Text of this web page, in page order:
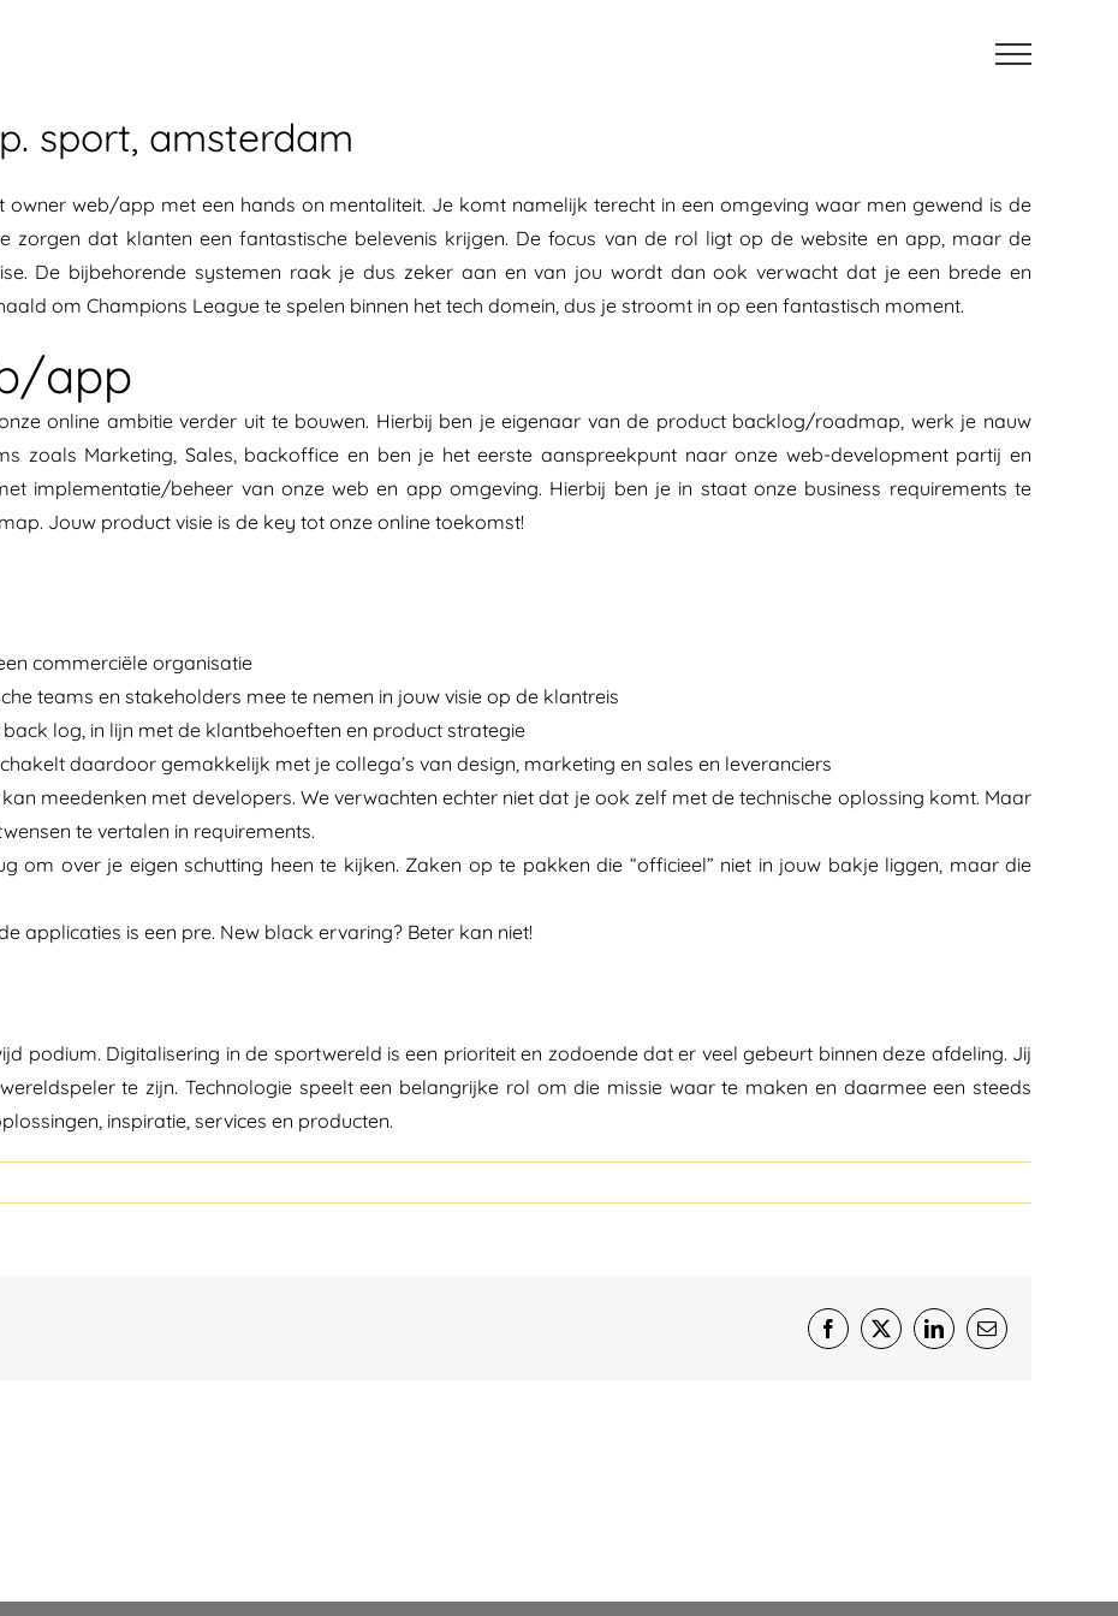
sport, amsterdam
owner web/app met een hands on mentaliteit. Je komt namelijk terecht in een omgeving waar men gewend is de
zorgen dat klanten een fantastische belevenis krijgen. De focus van de rol ligt op de website en app, maar de
De bijbehorende systemen raak je dus zeker aan en van jou wordt dan ook verwacht dat je een brede en
om Champions League te spelen binnen het tech domein, dus je stroomt in op een fantastisch moment.
app
online ambitie verder uit te bouwen. Hierbij ben je eigenaar van de product backlog/roadmap, werk je nauw
zoals Marketing, Sales, backoffice en ben je het eerste aanspreekpunt naar onze web-development partij en
implementatie/beheer van onze web en app omgeving. Hierbij ben je in staat onze business requirements te
Jouw product visie is de key tot onze online toekomst!
commerciële organisatie
teams en stakeholders mee te nemen in jouw visie op de klantreis
log, in lijn met de klantbehoeften en product strategie
daardoor gemakkelijk met je collega’s van design, marketing en sales en leveranciers
meedenken met developers. We verwachten echter niet dat je ook zelf met de technische oplossing komt. Maar
te vertalen in requirements.
om over je eigen schutting heen te kijken. Zaken op te pakken die “officieel” niet in jouw bakje liggen, maar die
applicaties is een pre. New black ervaring? Beter kan niet!
podium. Digitalisering in de sportwereld is een prioriteit en zodoende dat er veel gebeurt binnen deze afdeling. Jij
te zijn. Technologie speelt een belangrijke rol om die missie waar te maken en daarmee een steeds
inspiratie, services en producten.
Facebook
X LinkedIn
E-
mail